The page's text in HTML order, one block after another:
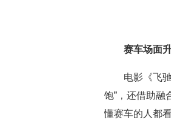
赛车场面
电影《飞
饱”，还借助融
懂赛车的人都